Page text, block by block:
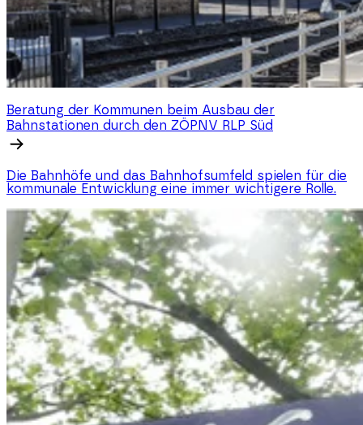
Beratung der Kommunen beim Ausbau der
Bahnstationen durch den ZÖPNV RLP Süd
Die Bahnhöfe und das Bahnhofsumfeld spielen für die
kommunale Entwicklung eine immer wichtigere Rolle.